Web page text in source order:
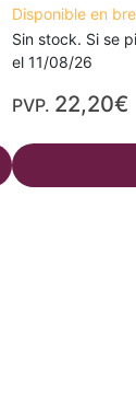
Disponible en
Sin stock. Si se
el 11/08/26
PVP. 22,20€